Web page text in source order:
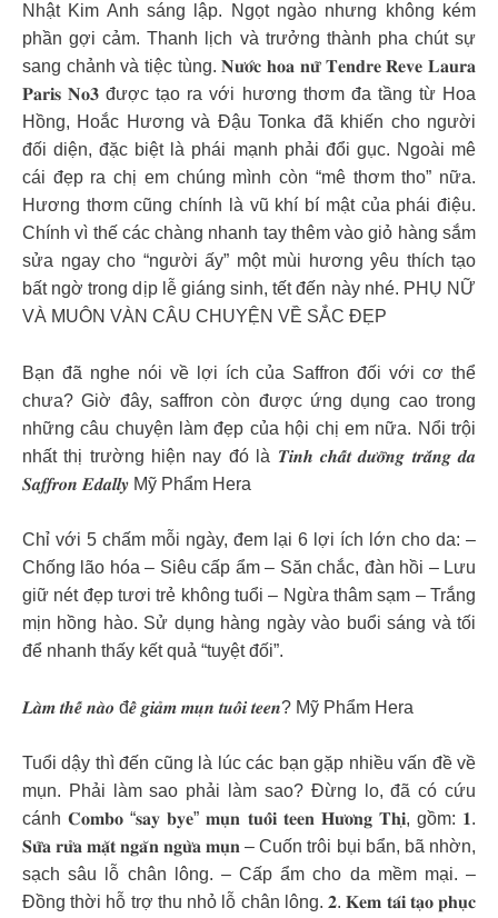
Nhật Kim Anh sáng lập. Ngọt ngào nhưng không kém
phần gợi cảm. Thanh lịch và trưởng thành pha chút sự
sang chảnh và tiệc tùng. 𝐍𝐮̛𝐨̛́𝐜 𝐡𝐨𝐚 𝐧𝐮̛̃ 𝐓𝐞𝐧𝐝𝐫𝐞 𝐑𝐞𝐯𝐞 𝐋𝐚𝐮𝐫𝐚
𝐏𝐚𝐫𝐢𝐬 𝐍𝐨𝟑 được tạo ra với hương thơm đa tầng từ Hoa
Hồng, Hoắc Hương và Đậu Tonka đã khiến cho người
đối diện, đặc biệt là phái mạnh phải đổi gục. Ngoài mê
cái đẹp ra chị em chúng mình còn “mê thơm tho” nữa.
Hương thơm cũng chính là vũ khí bí mật của phái điệu.
Chính vì thế các chàng nhanh tay thêm vào giỏ hàng sắm
sửa ngay cho “người ấy” một mùi hương yêu thích tạo
bất ngờ trong dịp lễ giáng sinh, tết đến này nhé. PHỤ NỮ
VÀ MUÔN VÀN CÂU CHUYỆN VỀ SẮC ĐẸP
Bạn đã nghe nói về lợi ích của Saffron đối với cơ thể
chưa? Giờ đây, saffron còn được ứng dụng cao trong
những câu chuyện làm đẹp của hội chị em nữa. Nổi trội
nhất thị trường hiện nay đó là 𝑻𝒊𝒏𝒉 𝒄𝒉𝒂̂́𝒕 𝒅𝒖̛𝒐̛̃𝒏𝒈 𝒕𝒓𝒂̆́𝒏𝒈 𝒅𝒂
𝑺𝒂𝒇𝒇𝒓𝒐𝒏 𝑬𝒅𝒂𝒍𝒍𝒚 Mỹ Phẩm Hera
Chỉ với 5 chấm mỗi ngày, đem lại 6 lợi ích lớn cho da: –
Chống lão hóa – Siêu cấp ẩm – Săn chắc, đàn hồi – Lưu
giữ nét đẹp tươi trẻ không tuổi – Ngừa thâm sạm – Trắng
mịn hồng hào. Sử dụng hàng ngày vào buổi sáng và tối
để nhanh thấy kết quả “tuyệt đối”.
𝑳𝒂̀𝒎 𝒕𝒉𝒆̂́ 𝒏𝒂̀𝒐 đ𝒆̂̉ 𝒈𝒊𝒂̉𝒎 𝒎𝒖̣𝒏 𝒕𝒖𝒐̂̉𝒊 𝒕𝒆𝒆𝒏? Mỹ Phẩm Hera
Tuổi dậy thì đến cũng là lúc các bạn gặp nhiều vấn đề về
mụn. Phải làm sao phải làm sao? Đừng lo, đã có cứu
cánh 𝐂𝐨𝐦𝐛𝐨 “𝐬𝐚𝐲 𝐛𝐲𝐞” 𝐦𝐮̣𝐧 𝐭𝐮𝐨̂̉𝐢 𝐭𝐞𝐞𝐧 𝐇𝐮̛𝐨̛𝐧𝐠 𝐓𝐡𝐢̣, gồm: 𝟏.
𝐒𝐮̛̃𝐚 𝐫𝐮̛̉𝐚 𝐦𝐚̣̆𝐭 𝐧𝐠𝐚̆𝐧 𝐧𝐠𝐮̛̀𝐚 𝐦𝐮̣𝐧 – Cuốn trôi bụi bẩn, bã nhờn,
sạch sâu lỗ chân lông. – Cấp ẩm cho da mềm mại. –
Đồng thời hỗ trợ thu nhỏ lỗ chân lông. 𝟐. 𝐊𝐞𝐦 𝐭𝐚́𝐢 𝐭𝐚̣𝐨 𝐩𝐡𝐮̣𝐜